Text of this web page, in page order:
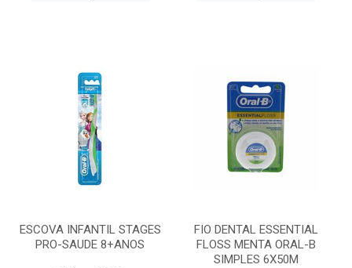
ESCOVA INFANTIL STAGES
PRO-SAUDE 8+ANOS
FIO DENTAL ESSENTIAL
FLOSS MENTA ORAL-B
SIMPLES 6X50M